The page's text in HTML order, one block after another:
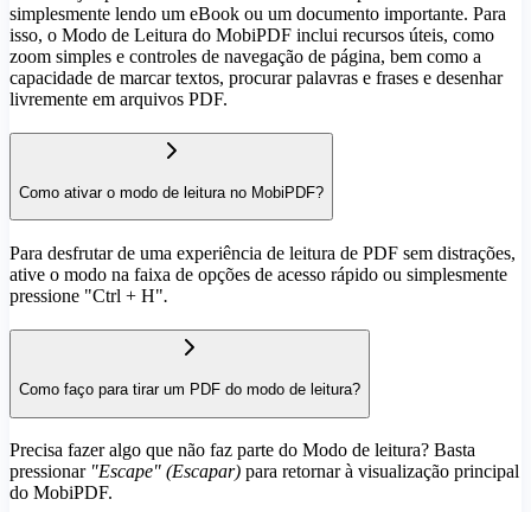
simplesmente lendo um eBook ou um documento importante. Para
isso, o Modo de Leitura do MobiPDF inclui recursos úteis, como
zoom simples e controles de navegação de página, bem como a
capacidade de marcar textos, procurar palavras e frases e desenhar
livremente em arquivos PDF.
Como ativar o modo de leitura no MobiPDF?
Para desfrutar de uma experiência de leitura de PDF sem distrações,
ative o modo na faixa de opções de acesso rápido ou simplesmente
pressione "Ctrl + H".
Como faço para tirar um PDF do modo de leitura?
Precisa fazer algo que não faz parte do Modo de leitura? Basta
pressionar "Escape" (Escapar) para retornar à visualização principal
do MobiPDF.